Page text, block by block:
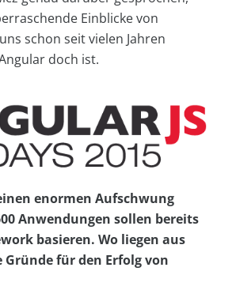
Einblicke von
schon seit vielen Jahren
doch ist.
enormen Aufschwung
Anwendungen sollen bereits
basieren. Wo liegen aus
Gründe für den Erfolg von